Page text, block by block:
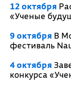
12 октября
«Ученые
9 октября В
фестиваль
4 октября
конкурса